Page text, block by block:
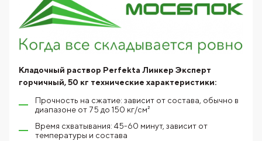
Кладочный раствор Perfekta Линкер Эксперт
горчичный, 50 кг технические характеристики:
Прочность на сжатие: зависит от состава, обычно в
диапазоне от 75 до 150 кг/см²
Время схватывания: 45-60 минут, зависит от
температуры и состава